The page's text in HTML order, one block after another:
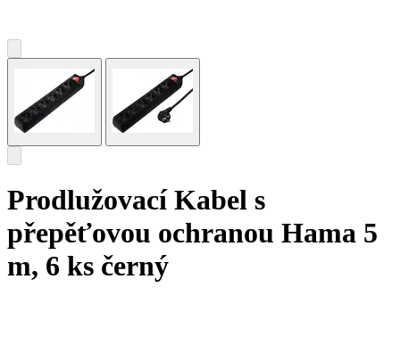
Prodlužovací Kabel s
přepěťovou ochranou Hama 5
m, 6 ks černý